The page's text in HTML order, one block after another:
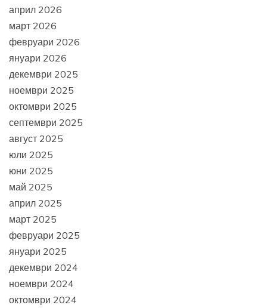
април 2026
март 2026
февруари 2026
януари 2026
декември 2025
ноември 2025
октомври 2025
септември 2025
август 2025
юли 2025
юни 2025
май 2025
април 2025
март 2025
февруари 2025
януари 2025
декември 2024
ноември 2024
октомври 2024